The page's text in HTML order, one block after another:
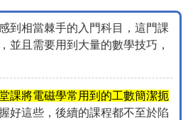
到相當棘手的入門科目，這門課
並且需要用到大量的數學技巧，
課將電磁學常用到的工數簡潔扼
好這些，後續的課程都不至於陷